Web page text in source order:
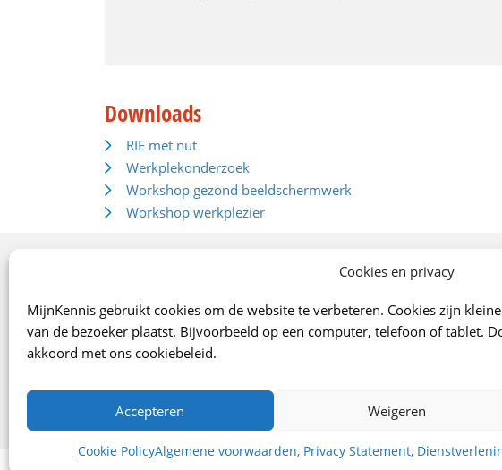
Cookies en privacy
MijnKennis gebruikt cookies om de website te verbeteren. Cookies zijn
van de bezoeker plaatst. Bijvoorbeeld op een computer, telefoon of tablet.
akkoord met ons cookiebeleid.
Accepteren Weigeren
Cookie PolicyAlgemene voorwaarden, Privacy Statement,
Downloads
RIE met nut
Werkplekonderzoek
Workshop gezond beeldschermwerk
Workshop werkplezier
Verzekeringen
Financiën
Juridisch
Marketing/Verkoop
Digitaal klantportaal
Onze
Algemene